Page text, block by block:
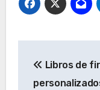
de
Libros de